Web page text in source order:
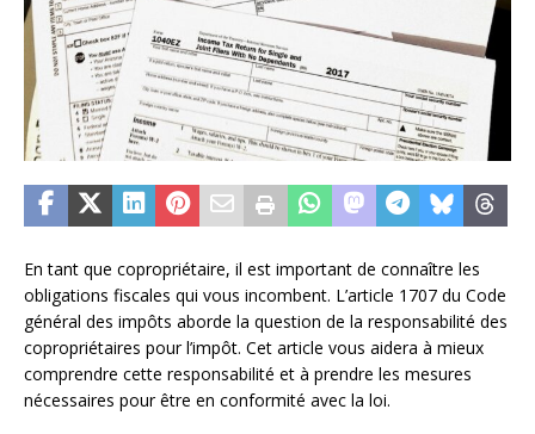
En tant que copropriétaire, il est important de connaître les
obligations fiscales qui vous incombent. L’article 1707 du Code
général des impôts aborde la question de la responsabilité des
copropriétaires pour l’impôt. Cet article vous aidera à mieux
comprendre cette responsabilité et à prendre les mesures
nécessaires pour être en conformité avec la loi.